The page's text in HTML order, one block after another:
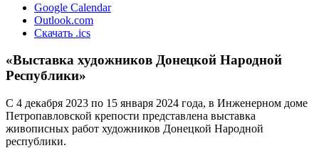
Google Calendar
Outlook.com
Скачать .ics
«Выставка художников Донецкой Народной
Республики»
С 4 декабря 2023 по 15 января 2024 года, в Инженерном доме
Петропавловской крепости представлена выставка
живописных работ художников Донецкой Народной
республики.